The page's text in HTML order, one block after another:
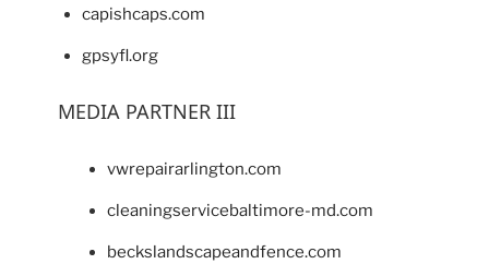
capishcaps.com
gpsyfl.org
MEDIA PARTNER III
vwrepairarlington.com
cleaningservicebaltimore-md.com
beckslandscapeandfence.com